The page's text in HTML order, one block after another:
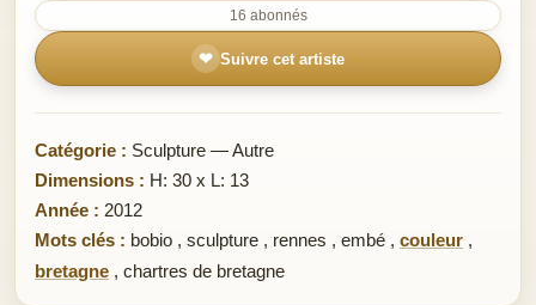
16 abonnés
❤ Suivre cet artiste
Catégorie : Sculpture — Autre
Dimensions : H: 30 x L: 13
Année : 2012
Mots clés : bobio , sculpture , rennes , embé , couleur ,
bretagne , chartres de bretagne